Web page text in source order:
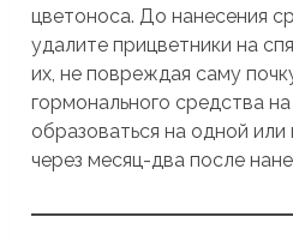
цветоноса. До нанесения
удалите прицветники на
их, не повреждая саму
гормонального средства
образоваться на одной или
через месяц-два после